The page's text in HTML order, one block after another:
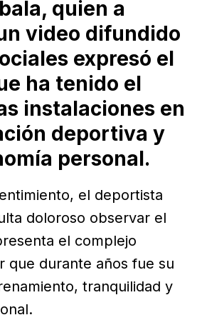
quien a
video difundido
expresó el
ha tenido el
instalaciones en
deportiva y
personal.
el deportista
doloroso observar el
el complejo
que durante años fue su
tranquilidad y